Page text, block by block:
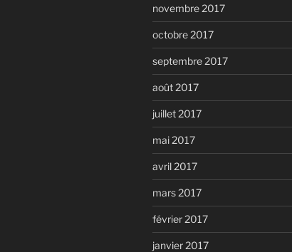
novembre 2017
octobre 2017
septembre 2017
août 2017
juillet 2017
mai 2017
avril 2017
mars 2017
février 2017
janvier 2017